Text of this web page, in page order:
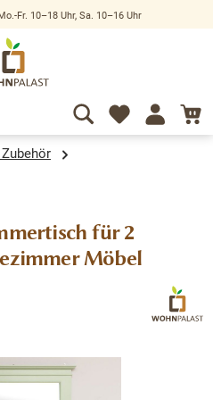
Fr. 10–18 Uhr, Sa. 10–16 Uhr
für 2
Möbel